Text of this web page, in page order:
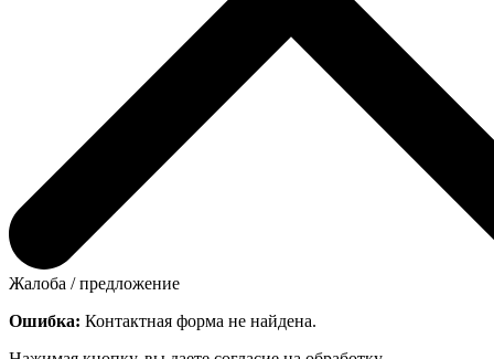
Жалоба / предложение
Ошибка: Контактная форма не найдена.